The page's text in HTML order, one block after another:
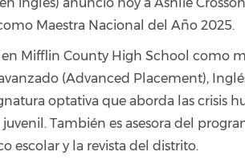
Maestra Nacional del Año 2025.
Mifflin County High School como
(Advanced Placement),
optativa que aborda las crisis
También es asesora del
escolar y la revista del distrito.